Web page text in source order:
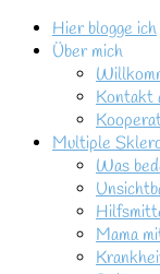
Hier blogge ich
Über mich
Kontakt
Multiple
Was
Mama